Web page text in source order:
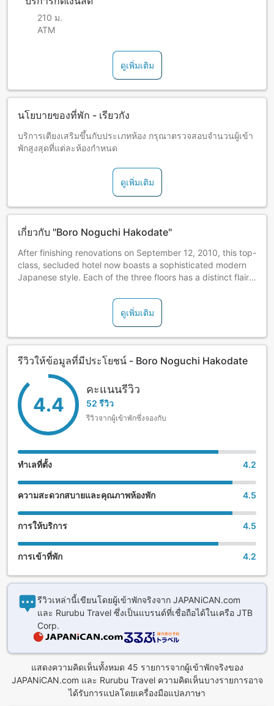
210 ม.
ATM
ดูเพิ่มเติม
นโยบายของที่พัก - เรียวกัง
บริการเตียงเสริมขึ้นกับประเภทห้อง กรุณาตรวจสอบจำนวนผู้เข้า
พักสูงสุดที่แต่ละห้องกำหนด
ดูเพิ่มเติม
เกี่ยวกับ "Boro Noguchi Hakodate"
After finishing renovations on September 12, 2010, this top-
class, secluded hotel now boasts a sophisticated modern
Japanese style. Each of the three floors has a distinct flair:
romantic atmosphere of the Taisho era; and "Ohitorisama"
promises the highest quality stay for guests traveling alone.
ดูเพิ่มเติม
รีวิวให้ข้อมูลที่มีประโยชน์ - Boro Noguchi Hakodate
4.4
คะแนนรีวิว
52 รีวิว
รีวิวจากผู้เข้าพักซึ่งจองกับ
ทำเลที่ตั้ง 4.2
ความสะดวกสบายและคุณภาพห้องพัก 4.5
การให้บริการ 4.5
การเข้าที่พัก 4.2
รีวิวเหล่านี้เขียนโดยผู้เข้าพักจริงจาก JAPANiCAN.com
และ Rurubu Travel ซึ่งเป็นแบรนด์ที่เชื่อถือได้ในเครือ JTB
Corp.
แสดงความคิดเห็นทั้งหมด 45 รายการจากผู้เข้าพักจริงของ
JAPANiCAN.com และ Rurubu Travel ความคิดเห็นบางรายการอาจ
ได้รับการแปลโดยเครื่องมือแปลภาษา